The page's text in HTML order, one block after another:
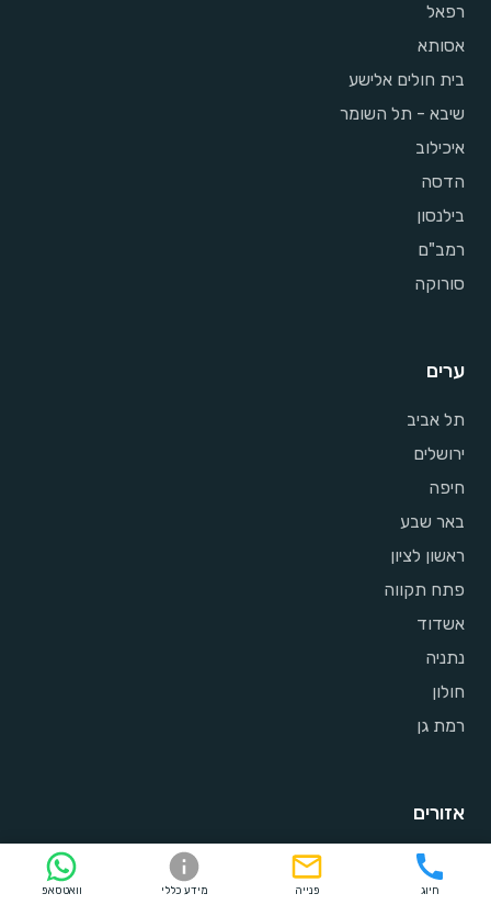
רפאל
אסותא
בית חולים אלישע
שיבא - תל השומר
איכילוב
הדסה
בילנסון
רמב"ם
סורוקה
ערים
תל אביב
ירושלים
חיפה
באר שבע
ראשון לציון
פתח תקווה
אשדוד
נתניה
חולון
רמת גן
אזורים
אזור המרכז
אזור ירושלים
חיוג פנייה מידע כללי וואטסאפ